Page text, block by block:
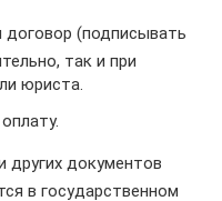
(подписывать
так и при
юриста.
других документов
в государственном